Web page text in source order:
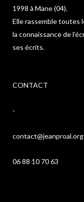
1998 à Mane (04).
Elle rassemble toutes
la connaissance de
ses écrits.
CONTACT
-
contact@jeanproal.org
06 88 10 70 63